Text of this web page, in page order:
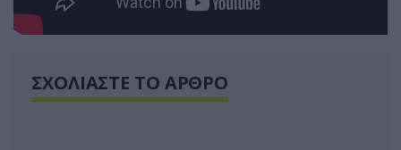
ΣΧΟΛΙΑΣΤΕ ΤΟ ΑΡΘΡΟ